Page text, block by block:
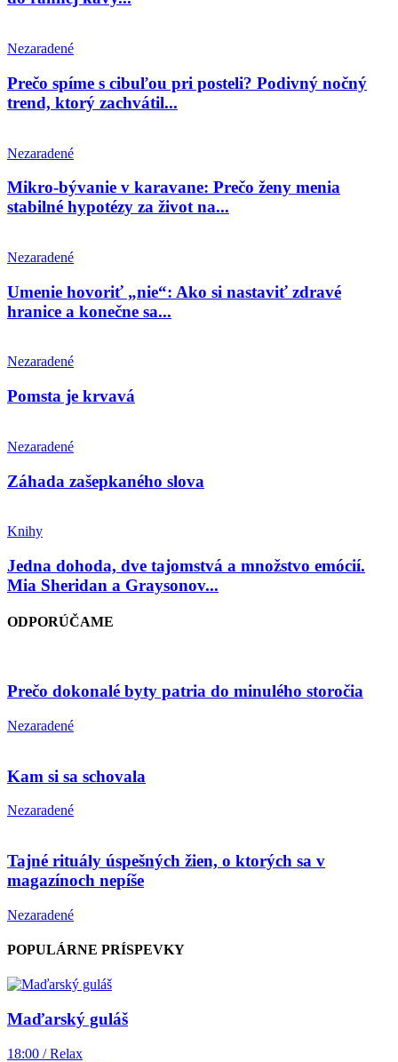
Nezaradené
Prečo spíme s cibuľou pri posteli? Podivný nočný
trend, ktorý zachvátil...
Nezaradené
Mikro-bývanie v karavane: Prečo ženy menia
stabilné hypotézy za život na...
Nezaradené
Umenie hovoriť „nie“: Ako si nastaviť zdravé
hranice a konečne sa...
Nezaradené
Pomsta je krvavá
Nezaradené
Záhada zašepkaného slova
Knihy
Jedna dohoda, dve tajomstvá a množstvo emócií.
Mia Sheridan a Graysonov...
ODPORÚČAME
Prečo dokonalé byty patria do minulého storočia
Nezaradené
Kam si sa schovala
Nezaradené
Tajné rituály úspešných žien, o ktorých sa v
magazínoch nepíše
Nezaradené
POPULÁRNE PRÍSPEVKY
Maďarský guláš
18:00 / Relax